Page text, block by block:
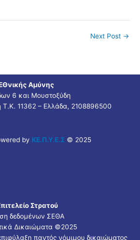
Next Post →
Αμύνης
6 και Μουστοξύδη
Τ.Κ. 11362 – Ελλάδα, 2108896500
by ΚΕ.Π.Υ.Ε.Σ © 2025
Στρατού
δεδομένων ΣΕΘΑ
Δικαιώματα ©2025
παντός νόμιμου δικαιώματος